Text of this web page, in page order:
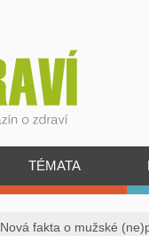
TÉMATA
Nová fakta o mužské